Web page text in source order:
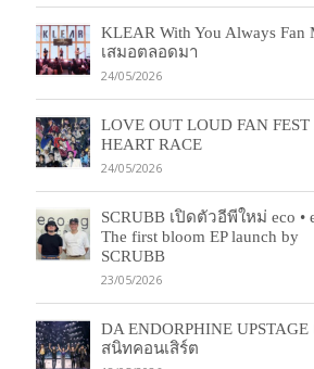
KLEAR With You Always Fan
เสมอตลอดมา
24/05/2026
LOVE OUT LOUD FAN FEST
HEART RACE
24/05/2026
SCRUBB เปิดตัวอีพีใหม่ eco •
The first bloom EP launch by
SCRUBB
23/05/2026
DA ENDORPHINE
สนิทคอนเสิร์ต